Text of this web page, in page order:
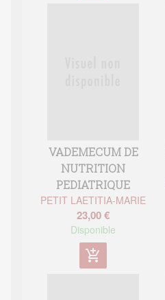
VADEMECUM DE
NUTRITION
PEDIATRIQUE
PETIT LAETITIA-MARIE
23,00 €
Disponible
add_shopping_cart